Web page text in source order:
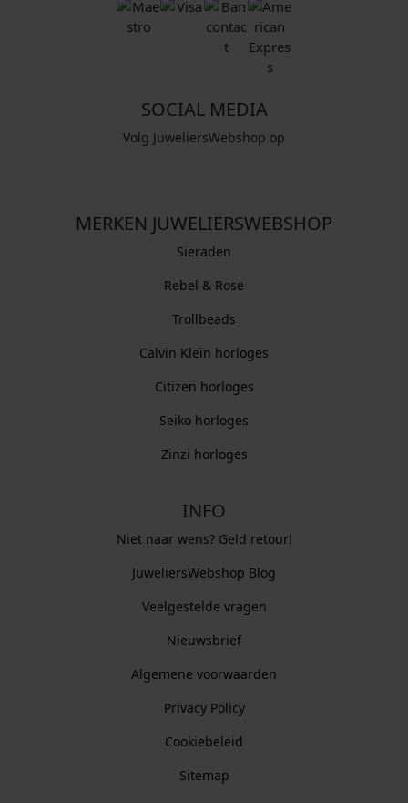
SOCIAL MEDIA
Volg JuweliersWebshop op
MERKEN JUWELIERSWEBSHOP
Sieraden
Rebel & Rose
Trollbeads
Calvin Klein horloges
Citizen horloges
Seiko horloges
Zinzi horloges
INFO
Niet naar wens? Geld retour!
JuweliersWebshop Blog
Veelgestelde vragen
Nieuwsbrief
Algemene voorwaarden
Privacy Policy
Cookiebeleid
Sitemap